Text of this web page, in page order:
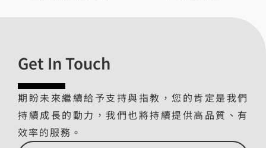
Get In Touch
期盼未來繼續給予支持與指教，您的肯定是我們
持續成長的動力，我們也將持續提供高品質、有
效率的服務。